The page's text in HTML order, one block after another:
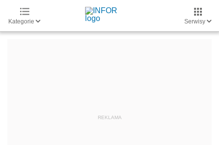
Kategorie Serwisy